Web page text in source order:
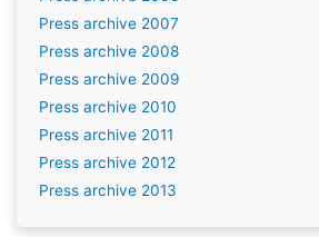
Press archive 2007
Press archive 2008
Press archive 2009
Press archive 2010
Press archive 2011
Press archive 2012
Press archive 2013